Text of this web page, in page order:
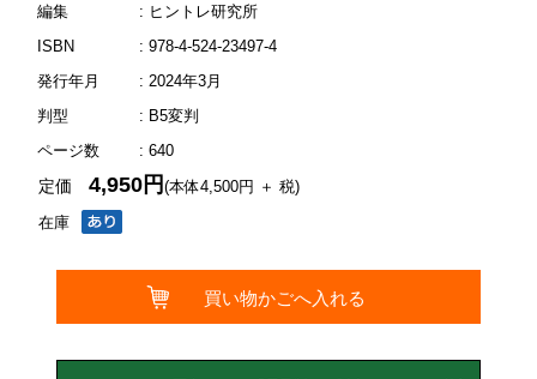
編集
: ヒントレ研究所
ISBN
: 978-4-524-23497-4
発行年月
: 2024年3月
判型
: B5変判
ページ数
: 640
在庫
定価4,950円(本体4,500円 ＋ 税)